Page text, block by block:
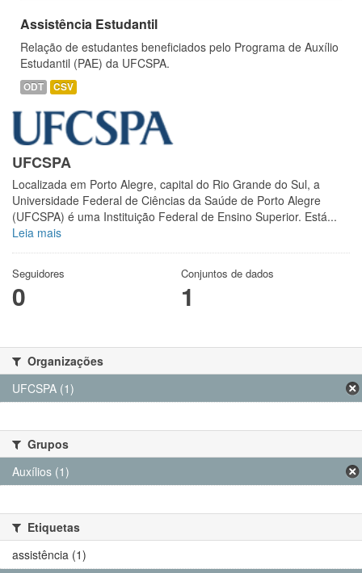
Assistência Estudantil
Relação de estudantes beneficiados pelo Programa de Auxílio
Estudantil (PAE) da UFCSPA.
ODT CSV
UFCSPA
Localizada em Porto Alegre, capital do Rio Grande do Sul, a
Universidade Federal de Ciências da Saúde de Porto Alegre
(UFCSPA) é uma Instituição Federal de Ensino Superior. Está...
Leia mais
Seguidores
0
Conjuntos de dados
1
Organizações
UFCSPA (1)
Grupos
Auxílios (1)
Etiquetas
assistência (1)